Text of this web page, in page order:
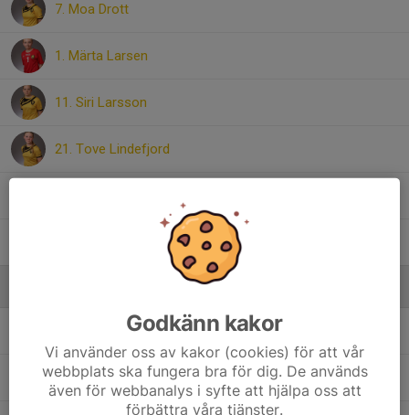
7. Moa Drott
1. Märta Larsen
11. Siri Larsson
21. Tove Lindefjord
18. Victoria Eliasson
Christoffer EliassonTränare
Josefine LarsenLagledare
Godkänn kakor
Vi använder oss av kakor (cookies) för att vår
webbplats ska fungera bra för dig. De används
även för webbanalys i syfte att hjälpa oss att
förbättra våra tjänster.